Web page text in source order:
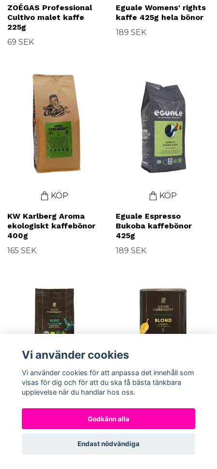
ZOÉGAS Professional
Cultivo malet kaffe
225g
69 SEK
Eguale Womens' rights
kaffe 425g hela bönor
189 SEK
KÖP
KW Karlberg Aroma
ekologiskt kaffebönor
400g
165 SEK
KÖP
Eguale Espresso
Bukoba kaffebönor
425g
189 SEK
Arvid Nordquist
kaffe 450g
Vi använder cookies
Vi använder cookies för att anpassa det innehåll som
visas för dig och för att du ska få bästa tänkbara
upplevelse när du handlar hos oss.
Godkänn alla
Endast nödvändiga